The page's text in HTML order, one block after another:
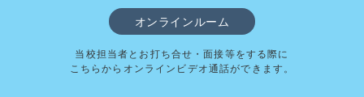
オンラインルーム
当校担当者とお打ち合せ・面接等をする際に
こちらからオンラインビデオ通話ができます。